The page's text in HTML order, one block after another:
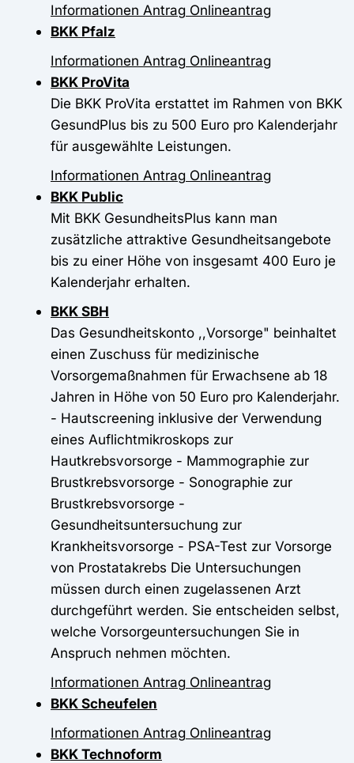
Informationen Antrag Onlineantrag
BKK Pfalz
Informationen Antrag Onlineantrag
BKK ProVita
Die BKK ProVita erstattet im Rahmen von BKK
GesundPlus bis zu 500 Euro pro Kalenderjahr
für ausgewählte Leistungen.
Informationen Antrag Onlineantrag
BKK Public
Mit BKK GesundheitsPlus kann man
zusätzliche attraktive Gesundheitsangebote
bis zu einer Höhe von insgesamt 400 Euro je
Kalenderjahr erhalten.
BKK SBH
Das Gesundheitskonto ,,Vorsorge" beinhaltet
einen Zuschuss für medizinische
Vorsorgemaßnahmen für Erwachsene ab 18
Jahren in Höhe von 50 Euro pro Kalenderjahr.
- Hautscreening inklusive der Verwendung
eines Auflichtmikroskops zur
Hautkrebsvorsorge - Mammographie zur
Brustkrebsvorsorge - Sonographie zur
Brustkrebsvorsorge -
Gesundheitsuntersuchung zur
Krankheitsvorsorge - PSA-Test zur Vorsorge
von Prostatakrebs Die Untersuchungen
müssen durch einen zugelassenen Arzt
durchgeführt werden. Sie entscheiden selbst,
welche Vorsorgeuntersuchungen Sie in
Anspruch nehmen möchten.
Informationen Antrag Onlineantrag
BKK Scheufelen
Informationen Antrag Onlineantrag
BKK Technoform